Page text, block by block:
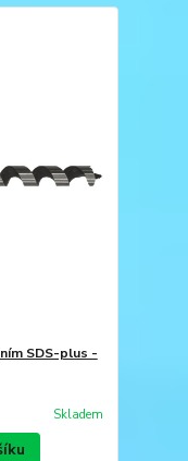
SDS-plus -
Skladem